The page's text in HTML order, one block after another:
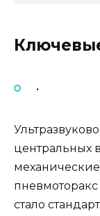
•
центральных
стало